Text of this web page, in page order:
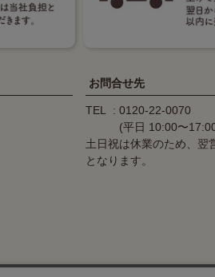
お問合せ先
TEL
0120-22-0070
(平日 10:00〜
土日祝は休業のため、翌
となります。